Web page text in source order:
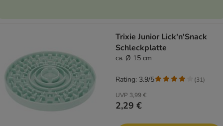
Trixie Junior Lick'n'Snack
Schleckplatte
ca. Ø 15 cm
UVP 3,99 €
2,29 €
Rating: 3.9/5 (31)